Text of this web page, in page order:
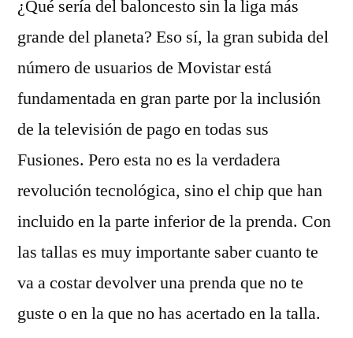
¿Qué sería del baloncesto sin la liga más
grande del planeta? Eso sí, la gran subida del
número de usuarios de Movistar está
fundamentada en gran parte por la inclusión
de la televisión de pago en todas sus
Fusiones. Pero esta no es la verdadera
revolución tecnológica, sino el chip que han
incluido en la parte inferior de la prenda. Con
las tallas es muy importante saber cuanto te
va a costar devolver una prenda que no te
guste o en la que no has acertado en la talla.